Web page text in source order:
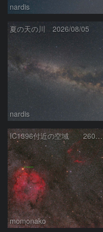
nardis
夏の天の川 2026/08/05
nardis
IC1396付近の空域 260720
momonako